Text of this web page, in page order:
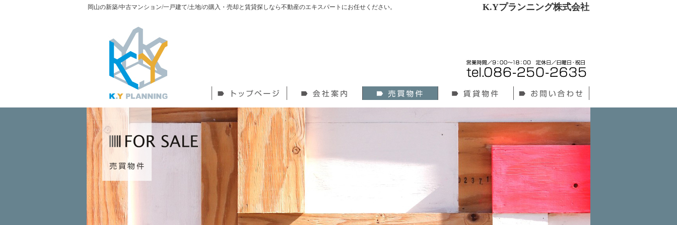
岡山の新築/中古マンション/一戸建て/土地/の購入・売却と賃貸探しなら不動産のエキスパートにお任せください。 K.Yプランニング株式会社